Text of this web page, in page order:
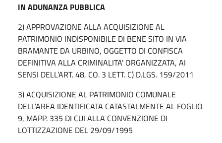
IN ADUNANZA PUBBLICA
2) APPROVAZIONE ALLA ACQUISIZIONE AL
PATRIMONIO INDISPONIBILE DI BENE SITO IN VIA
BRAMANTE DA URBINO, OGGETTO DI CONFISCA
DEFINITIVA ALLA CRIMINALITA' ORGANIZZATA, AI
SENSI DELL’ART. 48, CO. 3 LETT. C) D.LGS. 159/2011
3) ACQUISIZIONE AL PATRIMONIO COMUNALE
DELL’AREA IDENTIFICATA CATASTALMENTE AL FOGLIO
9, MAPP. 335 DI CUI ALLA CONVENZIONE DI
LOTTIZZAZIONE DEL 29/09/1995